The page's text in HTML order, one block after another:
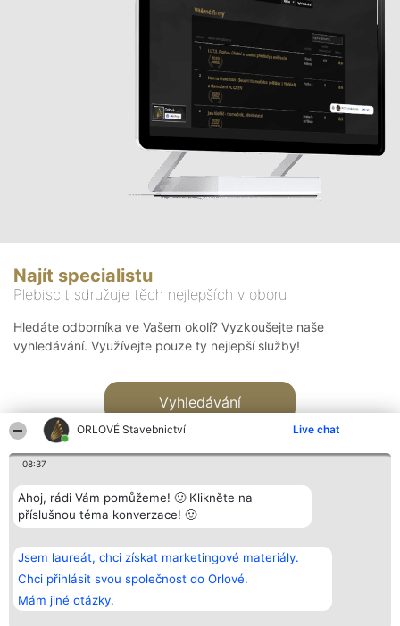
ORLOVÉ Stavebnictví Live chat
08:37
Ahoj, rádi Vám pomůžeme! 🙂 Klikněte na
příslušnou téma konverzace! 🙂
Jsem laureát, chci získat marketingové materiály.
Chci přihlásit svou společnost do Orlové.
Mám jiné otázky.
Najít specialistu
Plebiscit sdružuje těch nejlepších v oboru
Hledáte odborníka ve Vašem okolí? Vyzkoušejte naše
vyhledávání. Využívejte pouze ty nejlepší služby!
Vyhledávání
Bright Side Solutions sp. z o.
o. sp. k.
ul. Ruska 22
Wrocław 50-079
KRS 0000749100 | Regon
381313360 | NIP 8943132676
Vítězové
Seznam všech
laureátů
Zásady
Zásady
Kontakt